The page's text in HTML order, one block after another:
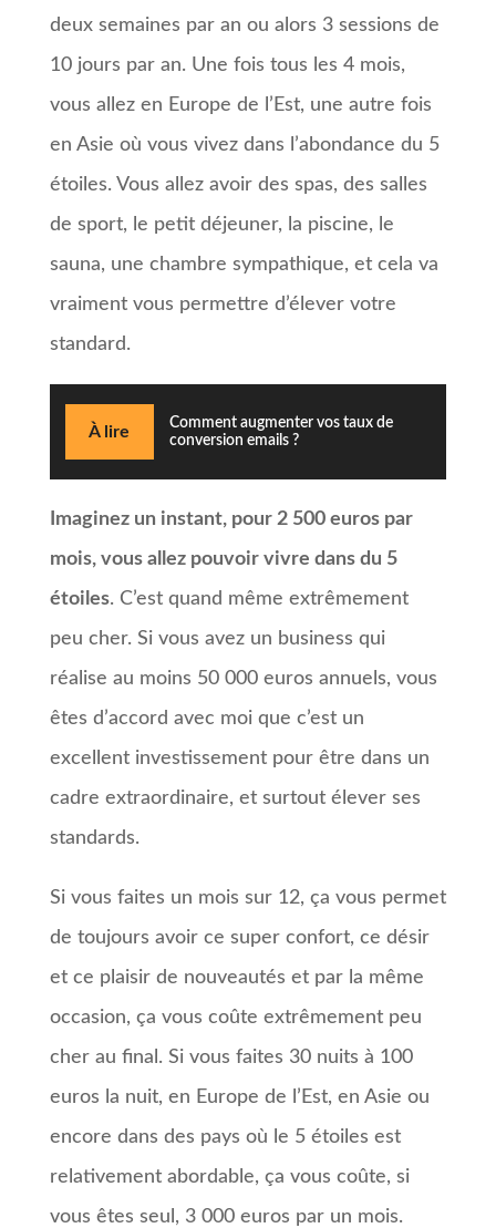
deux semaines par an ou alors 3 sessions de
10 jours par an. Une fois tous les 4 mois,
vous allez en Europe de l’Est, une autre fois
en Asie où vous vivez dans l’abondance du 5
étoiles. Vous allez avoir des spas, des salles
de sport, le petit déjeuner, la piscine, le
sauna, une chambre sympathique, et cela va
vraiment vous permettre d’élever votre
standard.
À lire
Comment augmenter vos taux de
conversion emails ?
Imaginez un instant, pour 2 500 euros par
mois, vous allez pouvoir vivre dans du 5
étoiles. C’est quand même extrêmement
peu cher. Si vous avez un business qui
réalise au moins 50 000 euros annuels, vous
êtes d’accord avec moi que c’est un
excellent investissement pour être dans un
cadre extraordinaire, et surtout élever ses
standards.
Si vous faites un mois sur 12, ça vous permet
de toujours avoir ce super confort, ce désir
et ce plaisir de nouveautés et par la même
occasion, ça vous coûte extrêmement peu
cher au final. Si vous faites 30 nuits à 100
euros la nuit, en Europe de l’Est, en Asie ou
encore dans des pays où le 5 étoiles est
relativement abordable, ça vous coûte, si
vous êtes seul, 3 000 euros par un mois.